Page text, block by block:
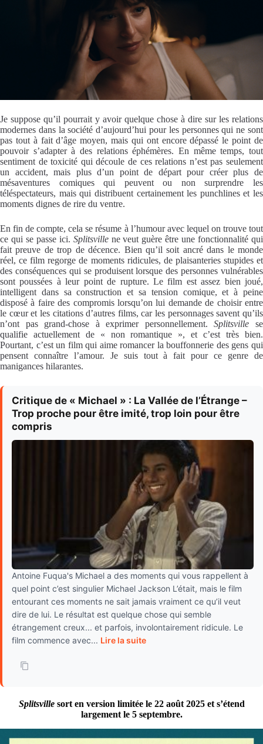
Je suppose qu’il pourrait y avoir quelque chose à dire sur les relations
modernes dans la société d’aujourd’hui pour les personnes qui ne sont
pas tout à fait d’âge moyen, mais qui ont encore dépassé le point de
pouvoir s’adapter à des relations éphémères. En même temps, tout
sentiment de toxicité qui découle de ces relations n’est pas seulement
un accident, mais plus d’un point de départ pour créer plus de
mésaventures comiques qui peuvent ou non surprendre les
téléspectateurs, mais qui distribuent certainement les punchlines et les
moments dignes de rire du ventre.
En fin de compte, cela se résume à l’humour avec lequel on trouve tout
ce qui se passe ici. Splitsvillene veut guère être une fonctionnalité qui
fait preuve de trop de décence. Bien qu’il soit ancré dans le monde
réel, ce film regorge de moments ridicules, de plaisanteries stupides et
des conséquences qui se produisent lorsque des personnes vulnérables
sont poussées à leur point de rupture. Le film est assez bien joué,
intelligent dans sa construction et sa tension comique, et à peine
disposé à faire des compromis lorsqu’on lui demande de choisir entre
le cœur et les citations d’autres films, car les personnages savent qu’ils
n’ont pas grand-chose à exprimer personnellement.Splitsville se
qualifie actuellement de « non romantique », et c’est très bien.
Pourtant, c’est un film qui aime romancer la bouffonnerie des gens qui
pensent connaître l’amour. Je suis tout à fait pour ce genre de
manigances hilarantes.
Critique de « Michael » : La Vallée de l’Étrange –
Trop proche pour être imité, trop loin pour être
compris
Antoine Fuqua's Michael a des moments qui vous rappellent à
quel point c’est singulier Michael Jackson L’était, mais le film
entourant ces moments ne sait jamais vraiment ce qu’il veut
dire de lui. Le résultat est quelque chose qui semble
étrangement creux... et parfois, involontairement ridicule. Le
film commence avec... Lire la suite
Splitsvillesort en version limitée le 22 août 2025 et s’étend
largement le 5 septembre.